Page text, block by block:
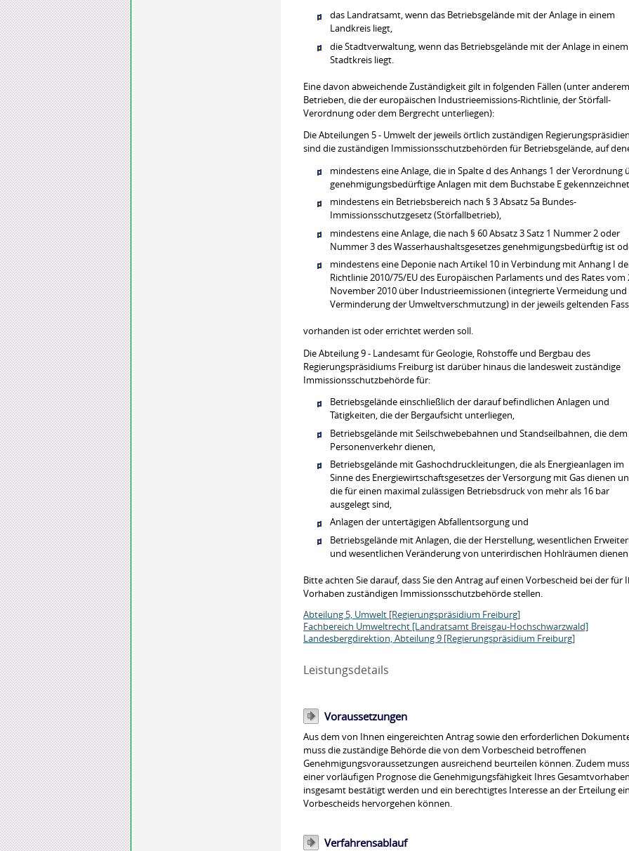
das Landratsamt, wenn das Betriebsgelände mit der Anlage in einem
Landkreis liegt,
die Stadtverwaltung, wenn das Betriebsgelände mit der Anlage in einem
Stadtkreis liegt.
Eine davon abweichende Zuständigkeit gilt in folgenden Fällen (unter
Betrieben, die der europäischen Industrieemissions-Richtlinie, der Störfall-
Verordnung oder dem Bergrecht unterliegen):
Die Abteilungen 5 - Umwelt der jeweils örtlich zuständigen Regierungspräsidien
sind die zuständigen Immissionsschutzbehörden für Betriebsgelände, auf
mindestens eine Anlage, die in Spalte d des Anhangs 1 der Verordnung
genehmigungsbedürftige Anlagen mit dem Buchstabe E
mindestens ein Betriebsbereich nach § 3 Absatz 5a Bundes-
Immissionsschutzgesetz (Störfallbetrieb),
mindestens eine Anlage, die nach § 60 Absatz 3 Satz 1 Nummer 2 oder
Nummer 3 des Wasserhaushaltsgesetzes genehmigungsbedürftig ist
mindestens eine Deponie nach Artikel 10 in Verbindung mit Anhang I
Richtlinie 2010/75/EU des Europäischen Parlaments und des Rates vom
November 2010 über Industrieemissionen (integrierte Vermeidung und
Verminderung der Umweltverschmutzung) in der jeweils geltenden
vorhanden ist oder errichtet werden soll.
Die Abteilung 9 - Landesamt für Geologie, Rohstoffe und Bergbau des
Regierungspräsidiums Freiburg ist darüber hinaus die landesweit zuständige
Immissionsschutzbehörde für:
Betriebsgelände einschließlich der darauf befindlichen Anlagen und
Tätigkeiten, die der Bergaufsicht unterliegen,
Betriebsgelände mit Seilschwebebahnen und Standseilbahnen, die dem
Personenverkehr dienen,
Betriebsgelände mit Gashochdruckleitungen, die als Energieanlagen im
Sinne des Energiewirtschaftsgesetzes der Versorgung mit Gas dienen
die für einen maximal zulässigen Betriebsdruck von mehr als 16 bar
ausgelegt sind,
Anlagen der untertägigen Abfallentsorgung und
Betriebsgelände mit Anlagen, die der Herstellung, wesentlichen
und wesentlichen Veränderung von unterirdischen Hohlräumen
Bitte achten Sie darauf, dass Sie den Antrag auf einen Vorbescheid bei der für
Vorhaben zuständigen Immissionsschutzbehörde stellen.
Abteilung 5, Umwelt [Regierungspräsidium Freiburg]
Fachbereich Umweltrecht [Landratsamt Breisgau-Hochschwarzwald]
Landesbergdirektion, Abteilung 9 [Regierungspräsidium Freiburg]
Leistungsdetails
Voraussetzungen
Aus dem von Ihnen eingereichten Antrag sowie den erforderlichen
muss die zuständige Behörde die von dem Vorbescheid betroffenen
Genehmigungsvoraussetzungen ausreichend beurteilen können. Zudem
einer vorläufigen Prognose die Genehmigungsfähigkeit Ihres
insgesamt bestätigt werden und ein berechtigtes Interesse an der Erteilung
Vorbescheids hervorgehen können.
Verfahrensablauf